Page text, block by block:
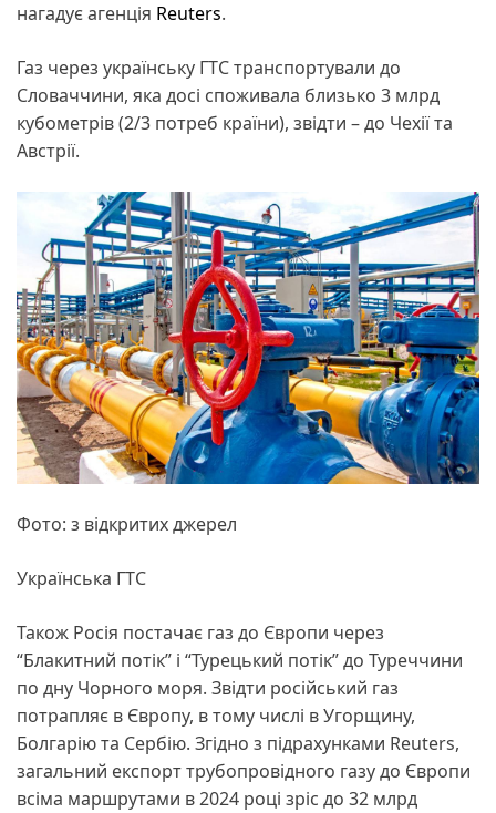
нагадує агенція Reuters.
Газ через українську ГТС транспортували до
Словаччини, яка досі споживала близько 3 млрд
кубометрів (2/3 потреб країни), звідти – до Чехії та
Австрії.
Фото: з відкритих джерел
Українська ГТС
Також Росія постачає газ до Європи через
“Блакитний потік” і “Турецький потік” до Туреччини
по дну Чорного моря. Звідти російський газ
потрапляє в Європу, в тому числі в Угорщину,
Болгарію та Сербію. Згідно з підрахунками Reuters,
загальний експорт трубопровідного газу до Європи
всіма маршрутами в 2024 році зріс до 32 млрд